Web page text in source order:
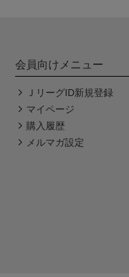
会員向けメニュー
ＪリーグID新規登録
マイページ
購入履歴
メルマガ設定